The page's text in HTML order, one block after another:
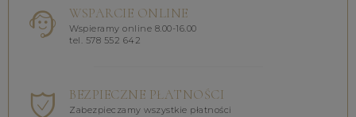
WSPARCIE ONLINE
Wspieramy online 8.00-16.00
tel. 578 552 642
BEZPIECZNE PŁATNOŚCI
Zabezpieczamy wszystkie płatności